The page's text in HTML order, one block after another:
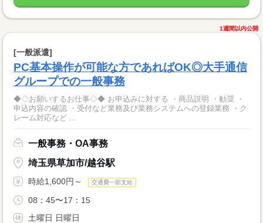
1週間以内公開
[一般派遣]
PC基本操作が可能な方であればOK◎大手通信
グループでの一般事務
◆◇お願いするお仕事◇◆ お申込みに対する ・商品説明 ・勧奨 ・
申込内容の確認 ・受付など業務及び業務システムへの登録業務 ・ク
レーム対応など ...
一般事務・OA事務
埼玉県草加市/越谷駅
時給1,600円～ 交通費一部支給
08：45〜17：15
土曜日 日曜日